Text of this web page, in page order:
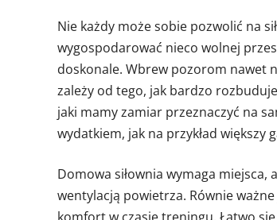
Nie każdy może sobie pozwolić na
wygospodarować nieco wolnej
doskonale. Wbrew pozorom nawet
zależy od tego, jak bardzo
jaki mamy zamiar przeznaczyć na
wydatkiem, jak na przykład większy
Domowa siłownia wymaga
wentylacją powietrza. Równie